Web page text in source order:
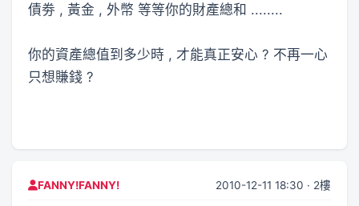
債劵 , 黃金 , 外幣 等等你的財產總和 ........
你的資產總值到多少時 , 才能真正安心 ? 不再一心
只想賺錢 ?
FANNY!FANNY! 2010-12-11 18:30 · 2樓